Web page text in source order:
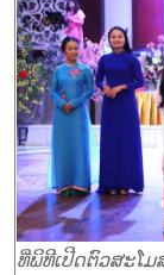
ທີ່ພິທີເປີດຕົວສະໂມ